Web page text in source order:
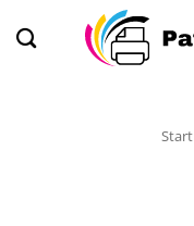
Inhalt
Start